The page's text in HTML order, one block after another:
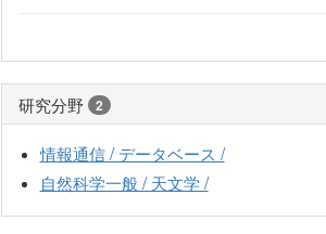
研究分野 2
情報通信 / データベース /
自然科学一般 / 天文学 /